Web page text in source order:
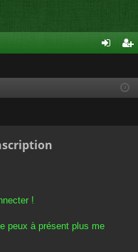
cri
!
peux à présent plus me